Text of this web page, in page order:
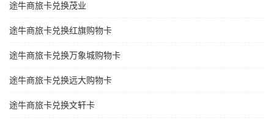
途牛商旅卡兑换茂业
途牛商旅卡兑换红旗购物卡
途牛商旅卡兑换万象城购物卡
途牛商旅卡兑换远大购物卡
途牛商旅卡兑换文轩卡